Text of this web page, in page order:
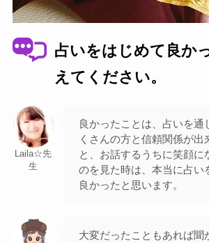
占いをはじめて良か
えてください。
Laila☆先
生
良かったことは、占いを通
くさんの方と信頼関係が出
と、お話するうちに笑顔に
のを見た時は、本当に占い
良かったと思います。
大変だったこともあれば聞